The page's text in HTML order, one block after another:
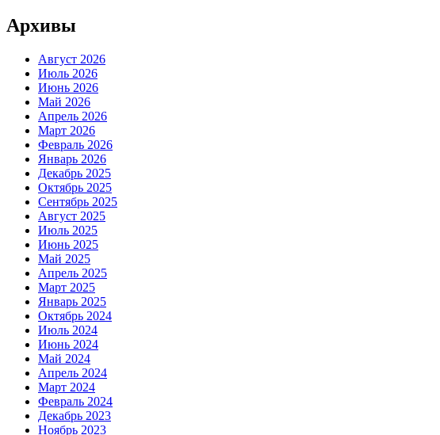
Архивы
Август 2026
Июль 2026
Июнь 2026
Май 2026
Апрель 2026
Март 2026
Февраль 2026
Январь 2026
Декабрь 2025
Октябрь 2025
Сентябрь 2025
Август 2025
Июль 2025
Июнь 2025
Май 2025
Апрель 2025
Март 2025
Январь 2025
Октябрь 2024
Июль 2024
Июнь 2024
Май 2024
Апрель 2024
Март 2024
Февраль 2024
Декабрь 2023
Ноябрь 2023